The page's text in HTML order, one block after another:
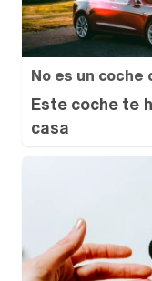
No es un coche
Este coche te
casa